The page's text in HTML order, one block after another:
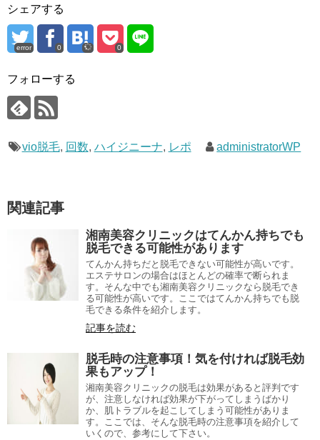
シェアする
error 0 0
フォローする
vio脱毛, 回数, ハイジニーナ, レポ administratorWP
関連記事
湘南美容クリニックはてんかん持ちでも
脱毛できる可能性があります
てんかん持ちだと脱毛できない可能性が高いです。
エステサロンの場合はほとんどの確率で断られま
す。そんな中でも湘南美容クリニックなら脱毛でき
る可能性が高いです。ここではてんかん持ちでも脱
毛できる条件を紹介します。
記事を読む
脱毛時の注意事項！気を付ければ脱毛効
果もアップ！
湘南美容クリニックの脱毛は効果があると評判です
が、注意しなければ効果が下がってしまうばかり
か、肌トラブルを起こしてしまう可能性がありま
す。ここでは、そんな脱毛時の注意事項を紹介して
いくので、参考にして下さい。